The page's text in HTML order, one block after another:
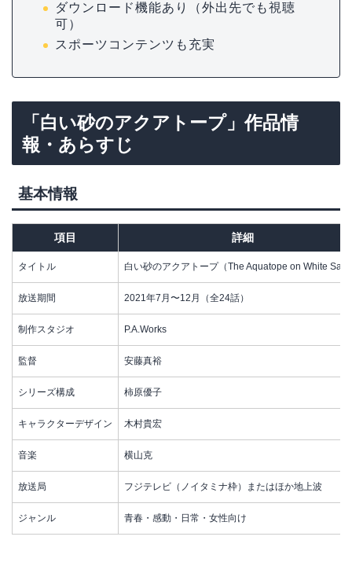
ダウンロード機能あり（外出先でも視聴
可）
スポーツコンテンツも充実
「白い砂のアクアトープ」作品情
報・あらすじ
基本情報
項目 詳細
タイトル 白い砂のアクアトープ（The Aquatope on White
放送期間 2021年7月〜12月（全24話）
制作スタジオ P.A.Works
監督 安藤真裕
シリーズ構成 柿原優子
キャラクターデザイン 木村貴宏
音楽 横山克
放送局 フジテレビ（ノイタミナ枠）またはほか地上波
ジャンル 青春・感動・日常・女性向け